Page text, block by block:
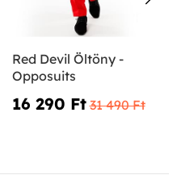
Red Devil Öltöny -
Opposuits
16 290 Ft‎ 31 490 Ft‎